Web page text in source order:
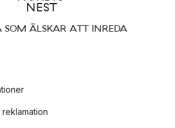
SOM ÄLSKAR ATT INREDA